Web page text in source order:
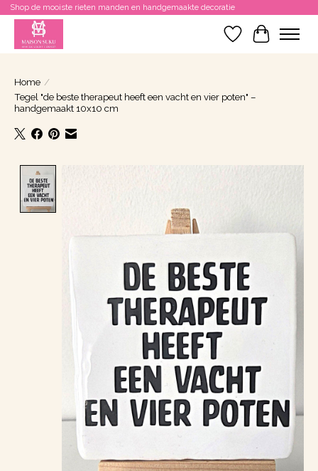
Shop de mooiste rieten manden en handgemaakte decoratie
Verlanglijst
Home /
Tegel "de beste therapeut heeft een vacht en vier poten" –
handgemaakt 10x10 cm
Product image slideshow Items